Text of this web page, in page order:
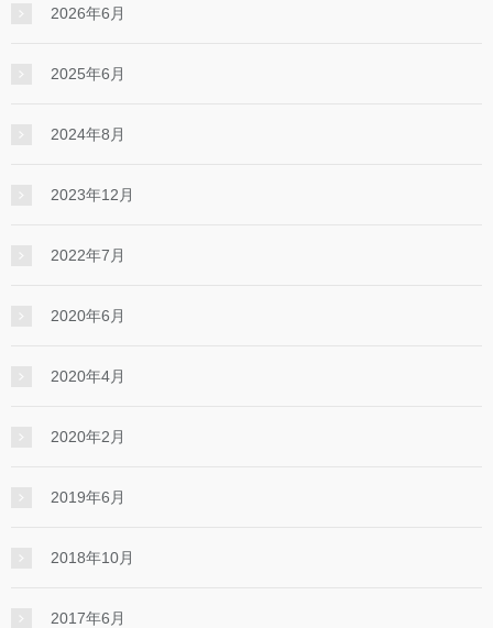
2026年6月
2025年6月
2024年8月
2023年12月
2022年7月
2020年6月
2020年4月
2020年2月
2019年6月
2018年10月
2017年6月